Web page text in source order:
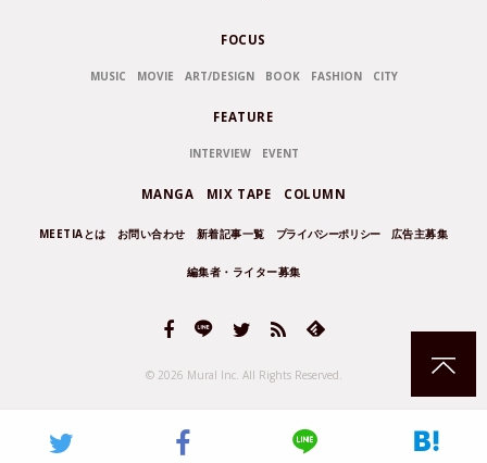
FOCUS
MUSIC MOVIE ART/DESIGN BOOK FASHION CITY
FEATURE
INTERVIEW EVENT
MANGA MIX TAPE COLUMN
MEETIAとは お問い合わせ 新着記事一覧 プライバシーポリシー 広告主募集
編集者・ライター募集
© 2026 Mural Inc. All Rights Reserved.